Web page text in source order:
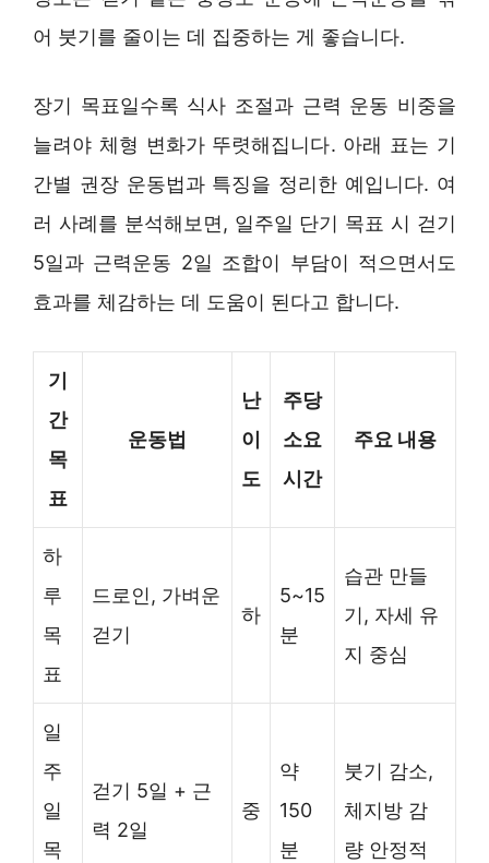
어 붓기를 줄이는 데 집중하는 게 좋습니다.
장기 목표일수록 식사 조절과 근력 운동 비중을
늘려야 체형 변화가 뚜렷해집니다. 아래 표는 기
간별 권장 운동법과 특징을 정리한 예입니다. 여
러 사례를 분석해보면, 일주일 단기 목표 시 걷기
5일과 근력운동 2일 조합이 부담이 적으면서도
효과를 체감하는 데 도움이 된다고 합니다.
기
간
목
표
운동법
난
이
도
주당
소요
시간
주요 내용
하
루
목
표
드로인, 가벼운
걷기
하
5~15
분
습관 만들
기, 자세 유
지 중심
일
주
일
목
걷기 5일 + 근
력 2일
중
약
150
분
붓기 감소,
체지방 감
량 안정적